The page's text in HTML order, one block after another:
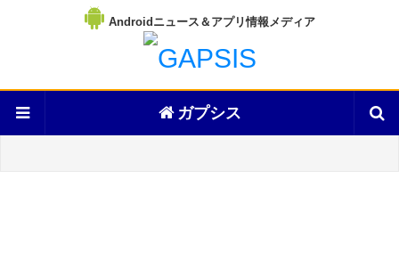
Androidニュース＆アプリ情報メディア
ガプシス